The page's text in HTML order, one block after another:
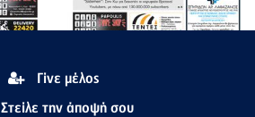
Γίνε μέλος
Στείλε την άποψή σου